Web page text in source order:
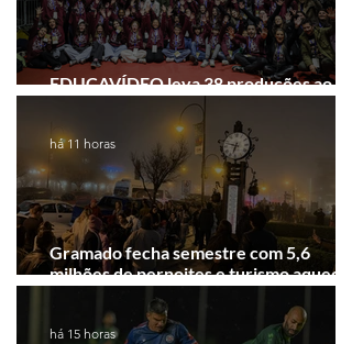
EDUCAVÍDEO leva 38 produções ao
Festival de Cinema de Gramado
Gramado fecha semestre com 5,6
milhões de pernoites e turismo
Junho desponta!
há 11 horas
há 15 horas